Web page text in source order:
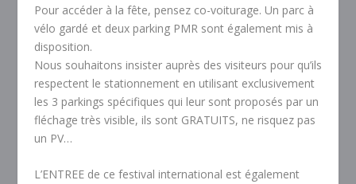
Pour accéder à la fête, pensez co-voiturage. Un parc à
vélo gardé et deux parking PMR sont également mis à
disposition.
Nous souhaitons insister auprès des visiteurs pour qu’ils
respectent le stationnement en utilisant exclusivement
les 3 parkings spécifiques qui leur sont proposés par un
fléchage très visible, ils sont GRATUITS, ne risquez pas
un PV…
L’ENTREE de ce festival international est également